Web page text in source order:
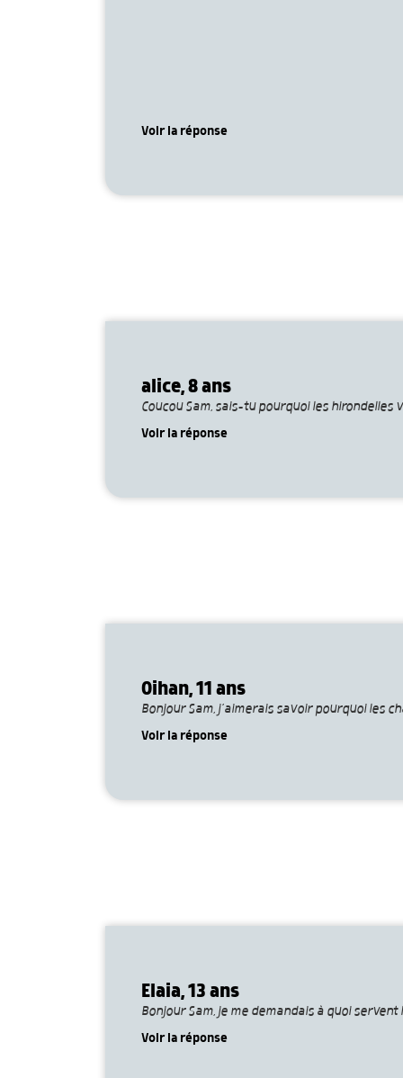
Voir la réponse
alice, 8 ans
Coucou Sam, sais-tu pourquoi les hirondelles
Voir la réponse
Oihan, 11 ans
Bonjour Sam, j’aimerais savoir pourquoi les
Voir la réponse
Elaia, 13 ans
Bonjour Sam, je me demandais à quoi servent
Voir la réponse